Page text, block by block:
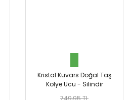
Kristal Kuvars Doğal Taş
Kolye Ucu - Silindir
749,95 TL